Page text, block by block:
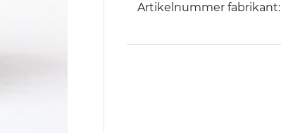
Artikelnummer fabrikant: